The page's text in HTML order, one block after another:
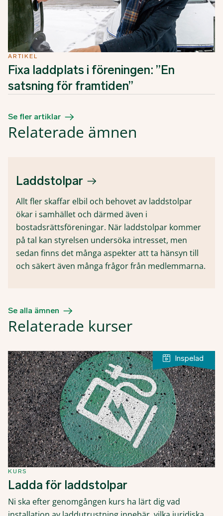
ARTIKEL
Fixa laddplats i föreningen: ”En
satsning för framtiden”
Se fler artiklar
Relaterade ämnen
Laddstolpar
Allt fler skaffar elbil och behovet av laddstolpar
ökar i samhället och därmed även i
bostadsrättsföreningar. När laddstolpar kommer
på tal kan styrelsen undersöka intresset, men
sedan finns det många aspekter att ta hänsyn till
och säkert även många frågor från medlemmarna.
Se alla ämnen
Relaterade kurser
KURS
Ladda för laddstolpar
Ni ska efter genomgången kurs ha lärt dig vad